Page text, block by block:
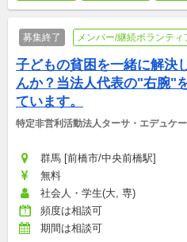
募集終了 メンバー/継続ボランティ
子どもの貧困を一緒に解決
んか？当法人代表の"右腕"
ています。
特定非営利活動法人ターサ・エデュケ
群馬 [前橋市/中央前橋駅]
無料
社会人・学生(大, 専)
頻度は相談可
期間は相談可